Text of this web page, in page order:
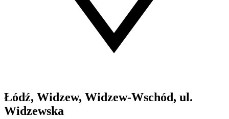
Łódź, Widzew, Widzew-Wschód, ul.
Widzewska